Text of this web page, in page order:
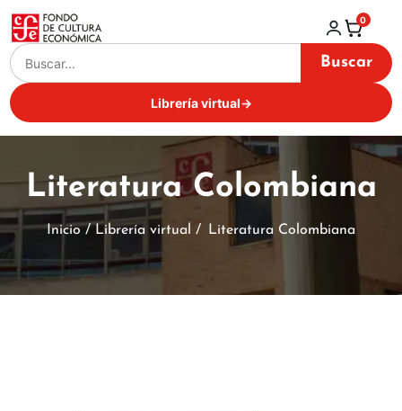
Buscar
Librería virtual→
0
Literatura Colombiana
Inicio / Librería virtual / Literatura Colombiana